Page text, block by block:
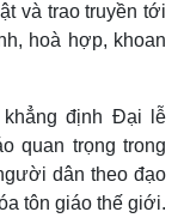
và trao truyền tới
hoà hợp, khoan
định Đại lễ
quan trọng trong
dân theo đạo
tôn giáo thế giới.